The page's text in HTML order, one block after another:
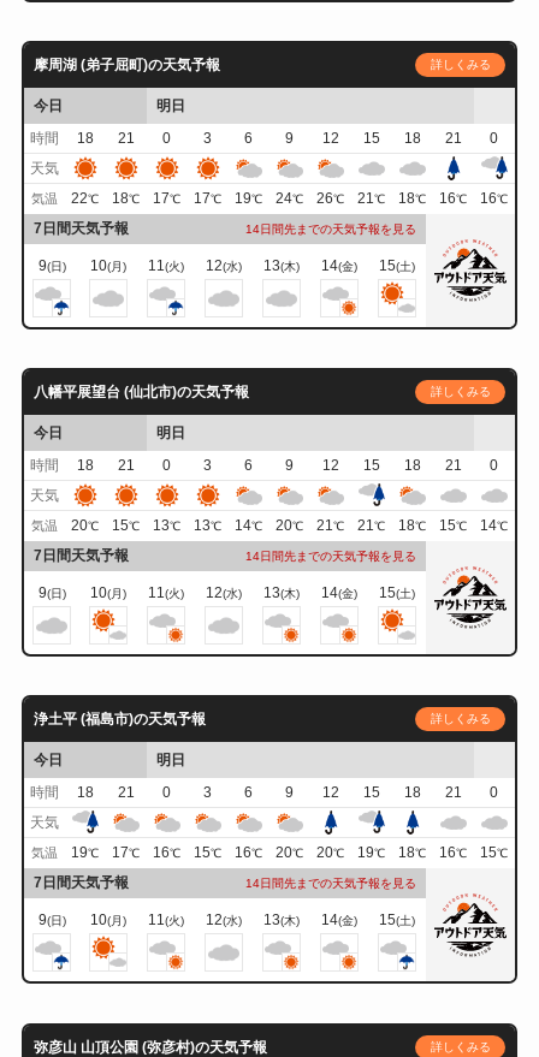
摩周湖 (弟子屈町)の天気予報 詳しくみる
今日
明日
時間
18 21 0 3 6 9 12 15 18 21
0
天気
気温 22℃ 18℃ 17℃ 17℃ 19℃ 24℃ 26℃ 21℃ 18℃ 16℃ 16℃
7日間天気予報 14日間先までの天気予報を見る
9(日) 10(月) 11(火) 12(水) 13(木) 14(金) 15(土)
八幡平展望台 (仙北市)の天気予報 詳しくみる
今日
明日
時間
18 21 0 3 6 9 12 15 18 21
0
天気
気温 20℃ 15℃ 13℃ 13℃ 14℃ 20℃ 21℃ 21℃ 18℃ 15℃ 14℃
7日間天気予報 14日間先までの天気予報を見る
9(日) 10(月) 11(火) 12(水) 13(木) 14(金) 15(土)
浄土平 (福島市)の天気予報 詳しくみる
今日
明日
時間
18 21 0 3 6 9 12 15 18 21
0
天気
気温 19℃ 17℃ 16℃ 15℃ 16℃ 20℃ 20℃ 19℃ 18℃ 16℃ 15℃
7日間天気予報 14日間先までの天気予報を見る
9(日) 10(月) 11(火) 12(水) 13(木) 14(金) 15(土)
弥彦山 山頂公園 (弥彦村)の天気予報 詳しくみる